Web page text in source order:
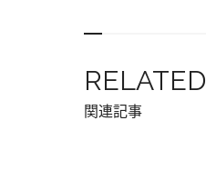
RELATED
関連記事